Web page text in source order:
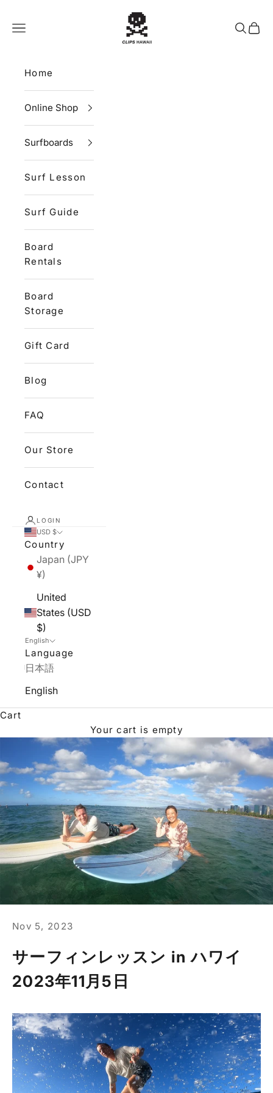
CLIPS HAWAII
Navigation menu
Search
Cart
Home
Online Shop
Surfboards
Surf Lesson
Surf Guide
Board
Rentals
Board
Storage
Gift Card
Blog
FAQ
Our Store
Contact
LOGIN
USD $
Country
Japan (JPY
¥)
United
States (USD
$)
English
Language
日本語
English
Cart
Your cart is empty
Nov 5, 2023
サーフィンレッスン in ハワイ
2023年11月5日